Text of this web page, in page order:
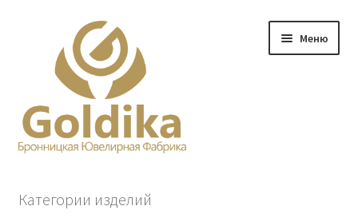
навигации
содержимому
Меню
Категории изделий